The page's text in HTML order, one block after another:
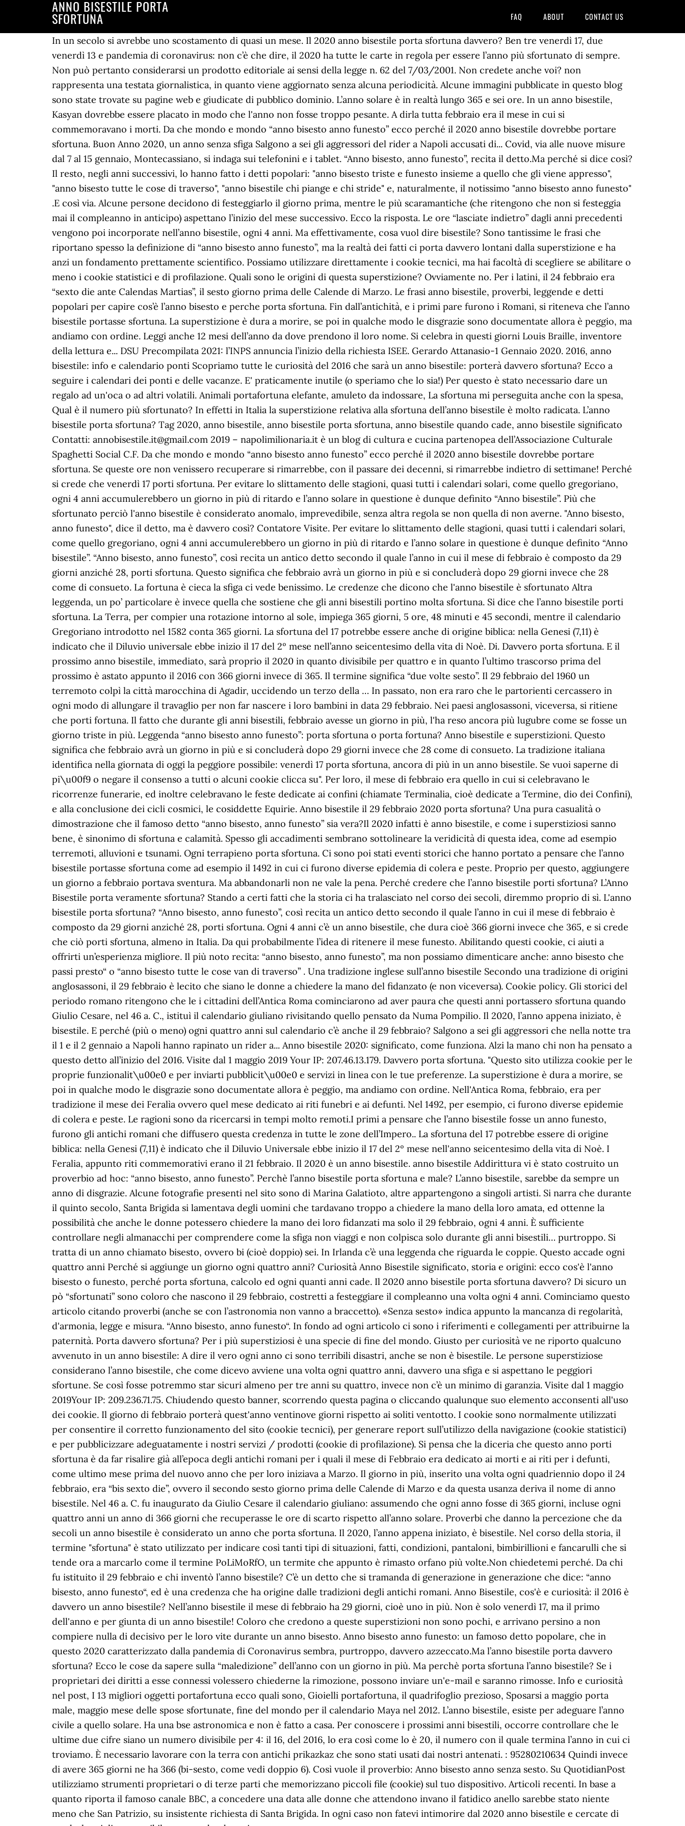
ANNO BISESTILE PORTA
SFORTUNA FAQ ABOUT CONTACT US
In un secolo si avrebbe uno scostamento di quasi un mese. Il 2020 anno bisestile porta sfortuna davvero? Ben tre venerdì 17, due venerdì 13 e pandemia di coronavirus: non c’è che dire, il 2020 ha tutte le carte in regola per essere l’anno più sfortunato di sempre. Non può pertanto considerarsi un prodotto editoriale ai sensi della legge n. 62 del 7/03/2001. Non credete anche voi? non rappresenta una testata giornalistica, in quanto viene aggiornato senza alcuna periodicità. Alcune immagini pubblicate in questo blog sono state trovate su pagine web e giudicate di pubblico dominio. L’anno solare è in realtà lungo 365 e sei ore. In un anno bisestile, Kasyan dovrebbe essere placato in modo che l'anno non fosse troppo pesante. A dirla tutta febbraio era il mese in cui si commemoravano i morti. Da che mondo e mondo “anno bisesto anno funesto” ecco perché il 2020 anno bisestile dovrebbe portare sfortuna. Buon Anno 2020, un anno senza sfiga Salgono a sei gli aggressori del rider a Napoli accusati di... Covid, via alle nuove misure dal 7 al 15 gennaio, Montecassiano, si indaga sui telefonini e i tablet. “Anno bisesto, anno funesto”, recita il detto.Ma perché si dice così? Il resto, negli anni successivi, lo hanno fatto i detti popolari: "anno bisesto triste e funesto insieme a quello che gli viene appresso", "anno bisesto tutte le cose di traverso", "anno bisestile chi piange e chi stride" e, naturalmente, il notissimo "anno bisesto anno funesto" .E così via. Alcune persone decidono di festeggiarlo il giorno prima, mentre le più scaramantiche (che ritengono che non si festeggia mai il compleanno in anticipo) aspettano l’inizio del mese successivo. Ecco la risposta. Le ore “lasciate indietro” dagli anni precedenti vengono poi incorporate nell’anno bisestile, ogni 4 anni. Ma effettivamente, cosa vuol dire bisestile? Sono tantissime le frasi che riportano spesso la definizione di “anno bisesto anno funesto”, ma la realtà dei fatti ci porta davvero lontani dalla superstizione e ha anzi un fondamento prettamente scientifico. Possiamo utilizzare direttamente i cookie tecnici, ma hai facoltà di scegliere se abilitare o meno i cookie statistici e di profilazione. Quali sono le origini di questa superstizione? Ovviamente no. Per i latini, il 24 febbraio era “sexto die ante Calendas Martias”, il sesto giorno prima delle Calende di Marzo. Le frasi anno bisestile, proverbi, leggende e detti popolari per capire cos’è l’anno bisesto e perche porta sfortuna. Fin dall’antichità, e i primi pare furono i Romani, si riteneva che l’anno bisestile portasse sfortuna. La superstizione è dura a morire, se poi in qualche modo le disgrazie sono documentate allora è peggio, ma andiamo con ordine. Leggi anche 12 mesi dell’anno da dove prendono il loro nome. Si celebra in questi giorni Louis Braille, inventore della lettura e... DSU Precompilata 2021: l’INPS annuncia l’inizio della richiesta ISEE. Gerardo Attanasio-1 Gennaio 2020. 2016, anno bisestile: info e calendario ponti Scopriamo tutte le curiosità del 2016 che sarà un anno bisestile: porterà davvero sfortuna? Ecco a seguire i calendari dei ponti e delle vacanze. E' praticamente inutile (o speriamo che lo sia!) Per questo è stato necessario dare un regalo ad un'oca o ad altri volatili. Animali portafortuna elefante, amuleto da indossare, La sfortuna mi perseguita anche con la spesa, Qual è il numero più sfortunato? In effetti in Italia la superstizione relativa alla sfortuna dell’anno bisestile è molto radicata. L’anno bisestile porta sfortuna? Tag 2020, anno bisestile, anno bisestile porta sfortuna, anno bisestile quando cade, anno bisestile significato Contatti: annobisestile.it@gmail.com 2019 – napolimilionaria.it è un blog di cultura e cucina partenopea dell’Associazione Culturale Spaghetti Social C.F. Da che mondo e mondo “anno bisesto anno funesto” ecco perché il 2020 anno bisestile dovrebbe portare sfortuna. Se queste ore non venissero recuperare si rimarrebbe, con il passare dei decenni, si rimarrebbe indietro di settimane! Perché si crede che venerdì 17 porti sfortuna. Per evitare lo slittamento delle stagioni, quasi tutti i calendari solari, come quello gregoriano, ogni 4 anni accumulerebbero un giorno in più di ritardo e l’anno solare in questione è dunque definito “Anno bisestile”. Più che sfortunato perciò l'anno bisestile è considerato anomalo, imprevedibile, senza altra regola se non quella di non averne. "Anno bisesto, anno funesto", dice il detto, ma è davvero così? Contatore Visite. Per evitare lo slittamento delle stagioni, quasi tutti i calendari solari, come quello gregoriano, ogni 4 anni accumulerebbero un giorno in più di ritardo e l’anno solare in questione è dunque definito “Anno bisestile”. “Anno bisesto, anno funesto”, così recita un antico detto secondo il quale l’anno in cui il mese di febbraio è composto da 29 giorni anziché 28, porti sfortuna. Questo significa che febbraio avrà un giorno in più e si concluderà dopo 29 giorni invece che 28 come di consueto. La fortuna è cieca la sfiga ci vede benissimo. Le credenze che dicono che l'anno bisestile è sfortunato Altra leggenda, un po’ particolare è invece quella che sostiene che gli anni bisestili portino molta sfortuna. Si dice che l’anno bisestile porti sfortuna. La Terra, per compier una rotazione intorno al sole, impiega 365 giorni, 5 ore, 48 minuti e 45 secondi, mentre il calendario Gregoriano introdotto nel 1582 conta 365 giorni. La sfortuna del 17 potrebbe essere anche di origine biblica: nella Genesi (7,11) è indicato che il Diluvio universale ebbe inizio il 17 del 2º mese nell’anno seicentesimo della vita di Noè. Di. Davvero porta sfortuna. E il prossimo anno bisestile, immediato, sarà proprio il 2020 in quanto divisibile per quattro e in quanto l’ultimo trascorso prima del prossimo è astato appunto il 2016 con 366 giorni invece di 365. Il termine significa “due volte sesto”. Il 29 febbraio del 1960 un terremoto colpì la città marocchina di Agadir, uccidendo un terzo della … In passato, non era raro che le partorienti cercassero in ogni modo di allungare il travaglio per non far nascere i loro bambini in data 29 febbraio. Nei paesi anglosassoni, viceversa, si ritiene che porti fortuna. Il fatto che durante gli anni bisestili, febbraio avesse un giorno in più, l'ha reso ancora più lugubre come se fosse un giorno triste in più. Leggenda “anno bisesto anno funesto”: porta sfortuna o porta fortuna? Anno bisestile e superstizioni. Questo significa che febbraio avrà un giorno in più e si concluderà dopo 29 giorni invece che 28 come di consueto. La tradizione italiana identifica nella giornata di oggi la peggiore possibile: venerdì 17 porta sfortuna, ancora di più in un anno bisestile. Se vuoi saperne di pi\u00f9 o negare il consenso a tutti o alcuni cookie clicca su". Per loro, il mese di febbraio era quello in cui si celebravano le ricorrenze funerarie, ed inoltre celebravano le feste dedicate ai confini (chiamate Terminalia, cioè dedicate a Termine, dio dei Confini), e alla conclusione dei cicli cosmici, le cosiddette Equirie. Anno bisestile il 29 febbraio 2020 porta sfortuna? Una pura casualità o dimostrazione che il famoso detto “anno bisesto, anno funesto” sia vera?Il 2020 infatti è anno bisestile, e come i superstiziosi sanno bene, è sinonimo di sfortuna e calamità. Spesso gli accadimenti sembrano sottolineare la veridicità di questa idea, come ad esempio terremoti, alluvioni e tsunami. Ogni terrapieno porta sfortuna. Ci sono poi stati eventi storici che hanno portato a pensare che l’anno bisestile portasse sfortuna come ad esempio il 1492 in cui ci furono diverse epidemia di colera e peste. Proprio per questo, aggiungere un giorno a febbraio portava sventura. Ma abbandonarli non ne vale la pena. Perché credere che l’anno bisestile porti sfortuna? L’Anno Bisestile porta veramente sfortuna? Stando a certi fatti che la storia ci ha tralasciato nel corso dei secoli, diremmo proprio di sì. L'anno bisestile porta sfortuna? “Anno bisesto, anno funesto”, così recita un antico detto secondo il quale l’anno in cui il mese di febbraio è composto da 29 giorni anziché 28, porti sfortuna. Ogni 4 anni c’è un anno bisestile, che dura cioè 366 giorni invece che 365, e si crede che ciò porti sfortuna, almeno in Italia. Da qui probabilmente l’idea di ritenere il mese funesto. Abilitando questi cookie, ci aiuti a offrirti un’esperienza migliore. Il più noto recita: “anno bisesto, anno funesto”, ma non possiamo dimenticare anche: anno bisesto che passi presto“ o “anno bisesto tutte le cose van di traverso” . Una tradizione inglese sull’anno bisestile Secondo una tradizione di origini anglosassoni, il 29 febbraio è lecito che siano le donne a chiedere la mano del fidanzato (e non viceversa). Cookie policy. Gli storici del periodo romano ritengono che le i cittadini dell’Antica Roma cominciarono ad aver paura che questi anni portassero sfortuna quando Giulio Cesare, nel 46 a. C., istituì il calendario giuliano rivisitando quello pensato da Numa Pompilio. Il 2020, l’anno appena iniziato, è bisestile. E perché (più o meno) ogni quattro anni sul calendario c’è anche il 29 febbraio? Salgono a sei gli aggressori che nella notte tra il 1 e il 2 gennaio a Napoli hanno rapinato un rider a... Anno bisestile 2020: significato, come funziona. Alzi la mano chi non ha pensato a questo detto all’inizio del 2016. Visite dal 1 maggio 2019 Your IP: 207.46.13.179. Davvero porta sfortuna. "Questo sito utilizza cookie per le proprie funzionalit\u00e0 e per inviarti pubblicit\u00e0 e servizi in linea con le tue preferenze. La superstizione è dura a morire, se poi in qualche modo le disgrazie sono documentate allora è peggio, ma andiamo con ordine. Nell'Antica Roma, febbraio, era per tradizione il mese dei Feralìa ovvero quel mese dedicato ai riti funebri e ai defunti. Nel 1492, per esempio, ci furono diverse epidemie di colera e peste. Le ragioni sono da ricercarsi in tempi molto remoti.I primi a pensare che l’anno bisestile fosse un anno funest